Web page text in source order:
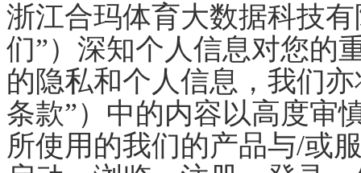
浙江合玛体育大数据科技
们”）深知个人信息对您的
的隐私和个人信息，我们
条款”）中的内容以高度审
所使用的我们的产品与/或